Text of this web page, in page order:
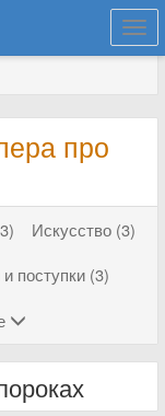
про
Искусство (3)
поступки (3)